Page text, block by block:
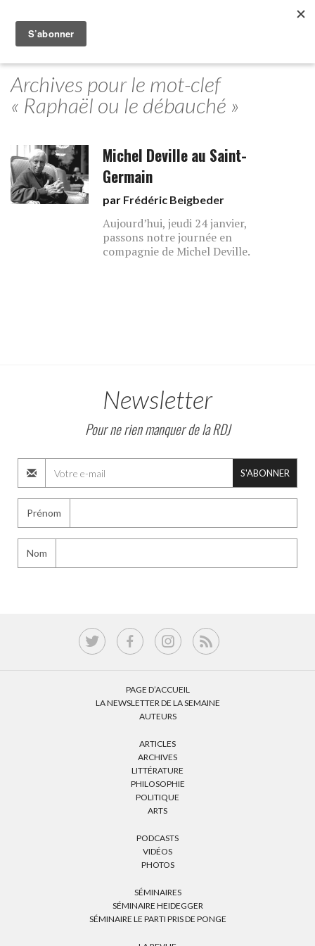
Archives pour le mot-clef
« Raphaël ou le débauché »
Michel Deville au Saint-
Germain
par Frédéric Beigbeder
Aujourd’hui, jeudi 24 janvier,
passons notre journée en
compagnie de Michel Deville.
Newsletter
Pour ne rien manquer de la RDJ
S'ABONNER
Prénom
Nom
PAGE D’ACCUEIL
LA NEWSLETTER DE LA SEMAINE
AUTEURS
ARTICLES
ARCHIVES
LITTÉRATURE
PHILOSOPHIE
POLITIQUE
ARTS
PODCASTS
VIDÉOS
PHOTOS
SÉMINAIRES
SÉMINAIRE HEIDEGGER
SÉMINAIRE LE PARTI PRIS DE PONGE